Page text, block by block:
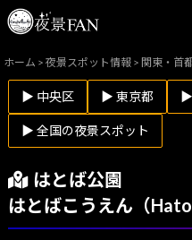
ホーム >夜景スポット情報 > 関東・首
▶ 中央区 ▶ 東京都 ▶
▶ 全国の夜景スポット
はとば公園
はとばこうえん（